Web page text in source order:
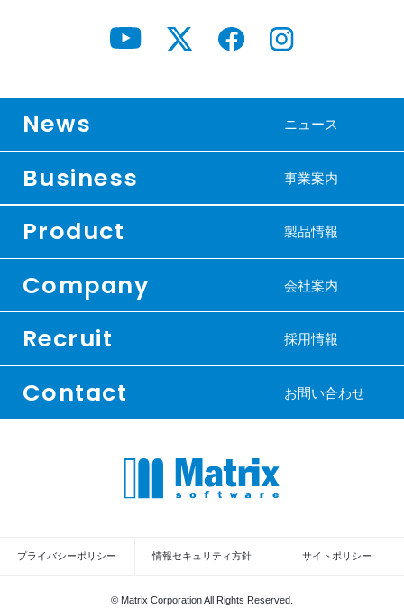
News ニュース
Business 事業案内
Product 製品情報
Company 会社案内
Recruit 採用情報
Contact お問い合わせ
プライバシーポリシー 情報セキュリティ方針 サイトポリシー
© Matrix Corporation All Rights Reserved.